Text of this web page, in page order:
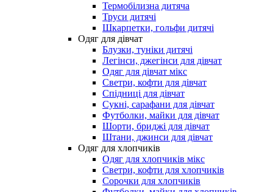
Термобілизна дитяча
Труси дитячі
Шкарпетки, гольфи дитячі
Одяг для дівчат
Блузки, туніки дитячі
Легінси, джегінси для дівчат
Одяг для дівчат мікс
Светри, кофти для дівчат
Спідниці для дівчат
Сукні, сарафани для дівчат
Футболки, майки для дівчат
Шорти, бриджі для дівчат
Штани, джинси для дівчат
Одяг для хлопчиків
Одяг для хлопчиків мікс
Светри, кофти для хлопчиків
Сорочки для хлопчиків